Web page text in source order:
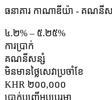
ធនាគារ កាណាឌីយ៉ា - គណនី​ស
៤.២% – ៥.២៥%
ការប្រាក់
គណនី​សន្សំ
មិនមានថ្លៃសេវាប្រចាំខែ
KHR ២០០,០០០
ប្រាក់បញ្ញើអប្បបរមា